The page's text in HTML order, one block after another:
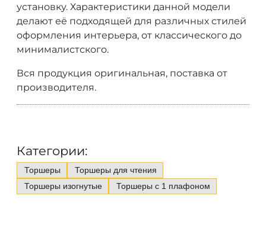
установку. Характеристики данной модели
делают её подходящей для различных стилей
оформления интерьера, от классического до
минималистского.
Вся продукция оригинальная, поставка от
производителя.
Категории:
Торшеры
Торшеры для чтения
Торшеры изогнутые
Торшеры с 1 плафоном